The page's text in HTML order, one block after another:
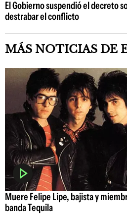
El Gobierno suspendió el decreto
destrabar el conflicto
MÁS NOTICIAS DE
Muere Felipe Lipe, bajista y
banda Tequila